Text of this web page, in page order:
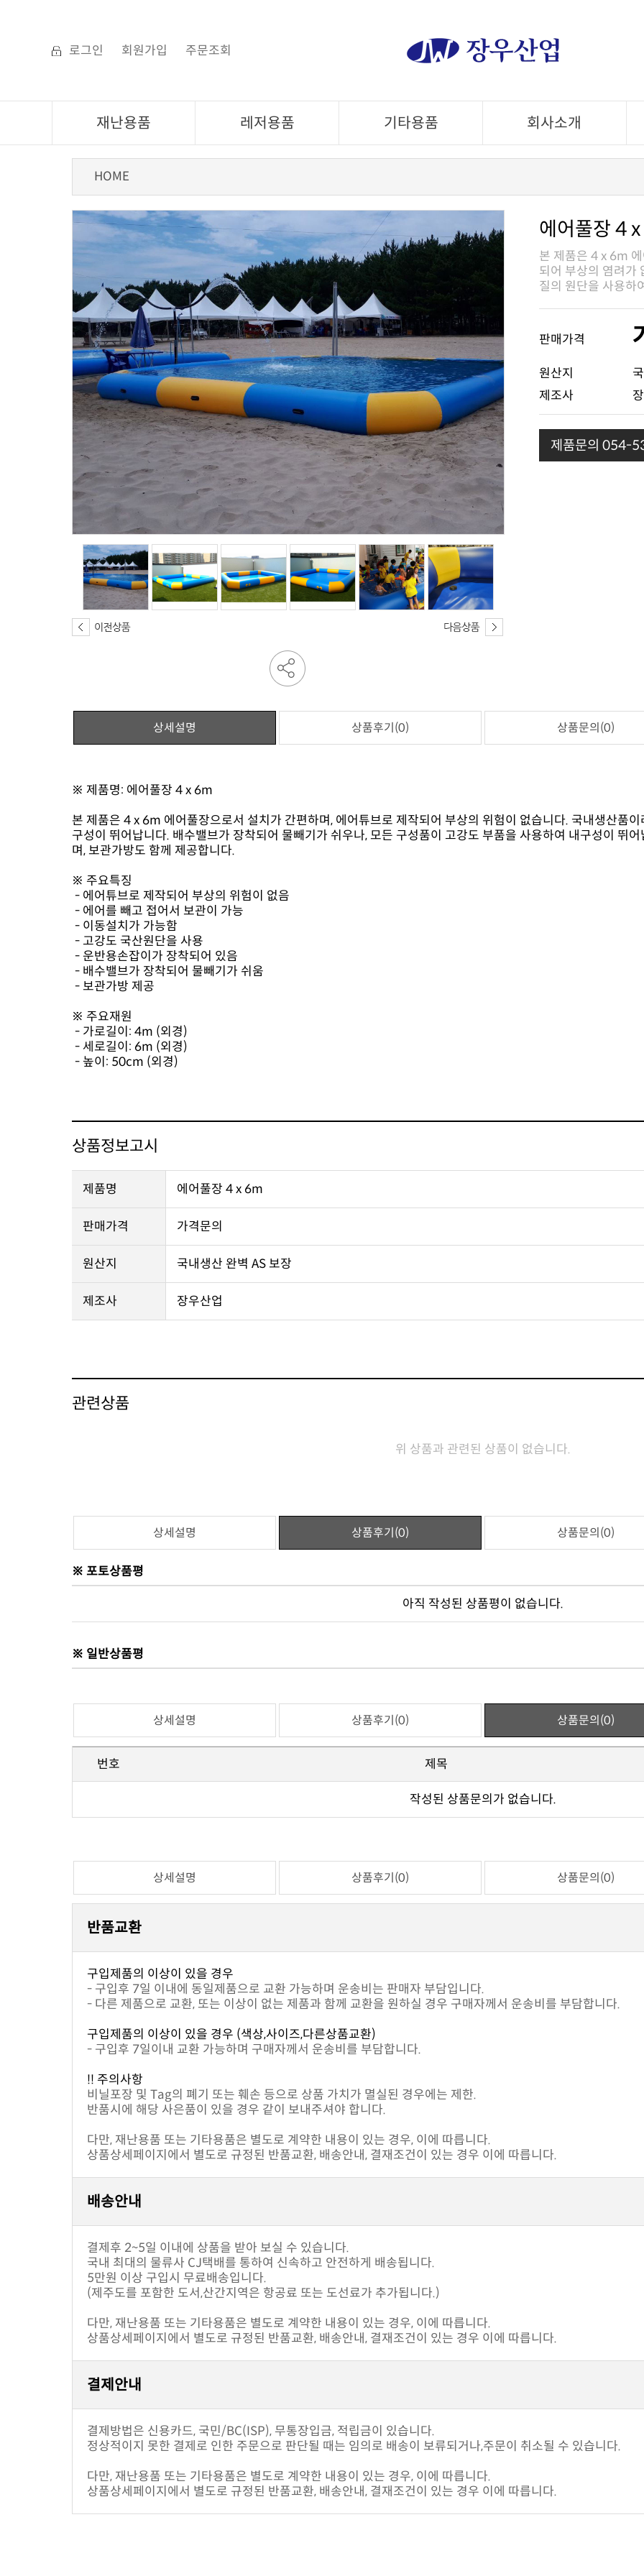
로그인 회원가입 주문조회
재난용품 레저용품 기타용품 회사소개
HOME
에어풀장 4
질의 원단을 사용하
판매가격
원산지
제조사
제품문의 054-
상세설명 상품후기(0) 상품문의(0)
※ 제품명: 에어풀장 4 x 6m
며, 보관가방도 함께 제공합니다.
※ 주요특징
- 에어튜브로 제작되어 부상의 위험이 없음
- 에어를 빼고 접어서 보관이 가능
- 이동설치가 가능함
- 고강도 국산원단을 사용
- 운반용손잡이가 장착되어 있음
- 배수밸브가 장착되어 물빼기가 쉬움
- 보관가방 제공
※ 주요재원
- 가로길이: 4m (외경)
- 세로길이: 6m (외경)
- 높이: 50cm (외경)
상품정보고시
제품명 에어풀장 4 x 6m
판매가격 가격문의
원산지 국내생산 완벽 AS 보장
제조사 장우산업
관련상품
위 상품과 관련된 상품이 없습니다.
상세설명 상품후기(0) 상품문의(0)
※ 포토상품평
아직 작성된 상품평이 없습니다.
※ 일반상품평
상세설명 상품후기(0) 상품문의(0)
번호 제목
작성된 상품문의가 없습니다.
상세설명 상품후기(0) 상품문의(0)
반품교환
구입제품의 이상이 있을 경우
- 구입후 7일 이내에 동일제품으로 교환 가능하며 운송비는 판매자 부담입니다.
- 다른 제품으로 교환, 또는 이상이 없는 제품과 함께 교환을 원하실 경우 구매자께서 운송비를 부담합니다.
구입제품의 이상이 있을 경우 (색상,사이즈,다른상품교환)
- 구입후 7일이내 교환 가능하며 구매자께서 운송비를 부담합니다.
!! 주의사항
비닐포장 및 Tag의 폐기 또는 훼손 등으로 상품 가치가 멸실된 경우에는 제한.
반품시에 해당 사은품이 있을 경우 같이 보내주셔야 합니다.
다만, 재난용품 또는 기타용품은 별도로 계약한 내용이 있는 경우, 이에 따릅니다.
상품상세페이지에서 별도로 규정된 반품교환, 배송안내, 결재조건이 있는 경우 이에 따릅니다.
배송안내
결제후 2~5일 이내에 상품을 받아 보실 수 있습니다.
국내 최대의 물류사 CJ택배를 통하여 신속하고 안전하게 배송됩니다.
5만원 이상 구입시 무료배송입니다.
(제주도를 포함한 도서,산간지역은 항공료 또는 도선료가 추가됩니다.)
다만, 재난용품 또는 기타용품은 별도로 계약한 내용이 있는 경우, 이에 따릅니다.
상품상세페이지에서 별도로 규정된 반품교환, 배송안내, 결재조건이 있는 경우 이에 따릅니다.
결제안내
결제방법은 신용카드, 국민/BC(ISP), 무통장입금, 적립금이 있습니다.
정상적이지 못한 결제로 인한 주문으로 판단될 때는 임의로 배송이 보류되거나,주문이 취소될 수 있습니다.
다만, 재난용품 또는 기타용품은 별도로 계약한 내용이 있는 경우, 이에 따릅니다.
상품상세페이지에서 별도로 규정된 반품교환, 배송안내, 결재조건이 있는 경우 이에 따릅니다.